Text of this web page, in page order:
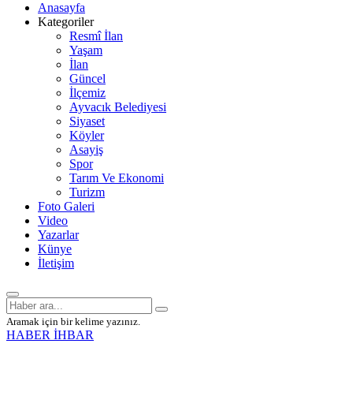
Anasayfa
Kategoriler
Resmî İlan
Yaşam
İlan
Güncel
İlçemiz
Ayvacık Belediyesi
Siyaset
Köyler
Asayiş
Spor
Tarım Ve Ekonomi
Turizm
Foto Galeri
Video
Yazarlar
Künye
İletişim
Aramak için bir kelime yazınız.
HABER İHBAR